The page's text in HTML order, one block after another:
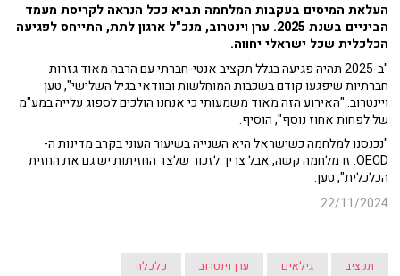
העלאת המיסים בעקבות המלחמה תביא ככל הנראה לקריסת מעמד
הביניים בשנת 2025.
ערן וינטרוב, מנכ"ל ארגון לתת, התייחס לפגיעה
הכלכלית שכל ישראלי יחווה.
"ב-2025 תהיה פגיעה בגלל תקציב אנטי-חברתי עם הרבה מאוד גזרות
חברתיות שיפגעו קודם בשכבות המוחלשות ובוודאי בגיל השלישי", טען
ויינטרוב. "האירוע הזה מאוד משמעותי כי אנחנו הולכים לספוג עלייה במע"מ
של לפחות אחוז נוסף", הוסיף.
"נכנסנו למלחמה כשישראל היא השנייה בשיעור העוני בקרב מדינות ה-
OECD. זו מלחמה קשה, אבל צריך לזכור שלצד החזיתות יש גם את החזית
הכלכלית", טען.
22/11/2024
תקציב גילאים ערן וינטרוב כלכלה